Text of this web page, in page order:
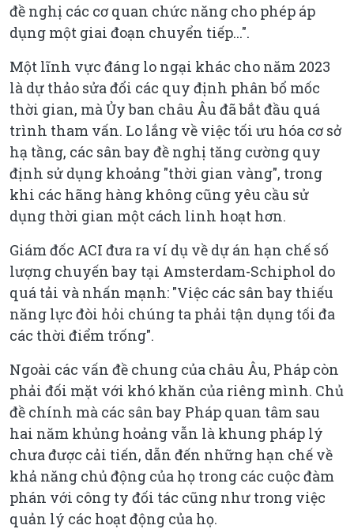
đề nghị các cơ quan chức năng cho phép áp
dụng một giai đoạn chuyển tiếp...".
Một lĩnh vực đáng lo ngại khác cho năm 2023
là dự thảo sửa đổi các quy định phân bổ mốc
thời gian, mà Ủy ban châu Âu đã bắt đầu quá
trình tham vấn. Lo lắng về việc tối ưu hóa cơ sở
hạ tầng, các sân bay đề nghị tăng cường quy
định sử dụng khoảng "thời gian vàng", trong
khi các hãng hàng không cũng yêu cầu sử
dụng thời gian một cách linh hoạt hơn.
Giám đốc ACI đưa ra ví dụ về dự án hạn chế số
lượng chuyến bay tại Amsterdam-Schiphol do
quá tải và nhấn mạnh: "Việc các sân bay thiếu
năng lực đòi hỏi chúng ta phải tận dụng tối đa
các thời điểm trống".
Ngoài các vấn đề chung của châu Âu, Pháp còn
phải đối mặt với khó khăn của riêng mình. Chủ
đề chính mà các sân bay Pháp quan tâm sau
hai năm khủng hoảng vẫn là khung pháp lý
chưa được cải tiến, dẫn đến những hạn chế về
khả năng chủ động của họ trong các cuộc đàm
phán với công ty đối tác cũng như trong việc
quản lý các hoạt động của họ.